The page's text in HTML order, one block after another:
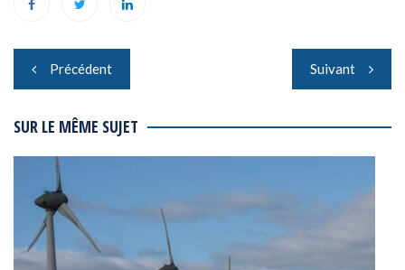
Navigation
de
l’article
Précédent Suivant
SUR LE MÊME SUJET